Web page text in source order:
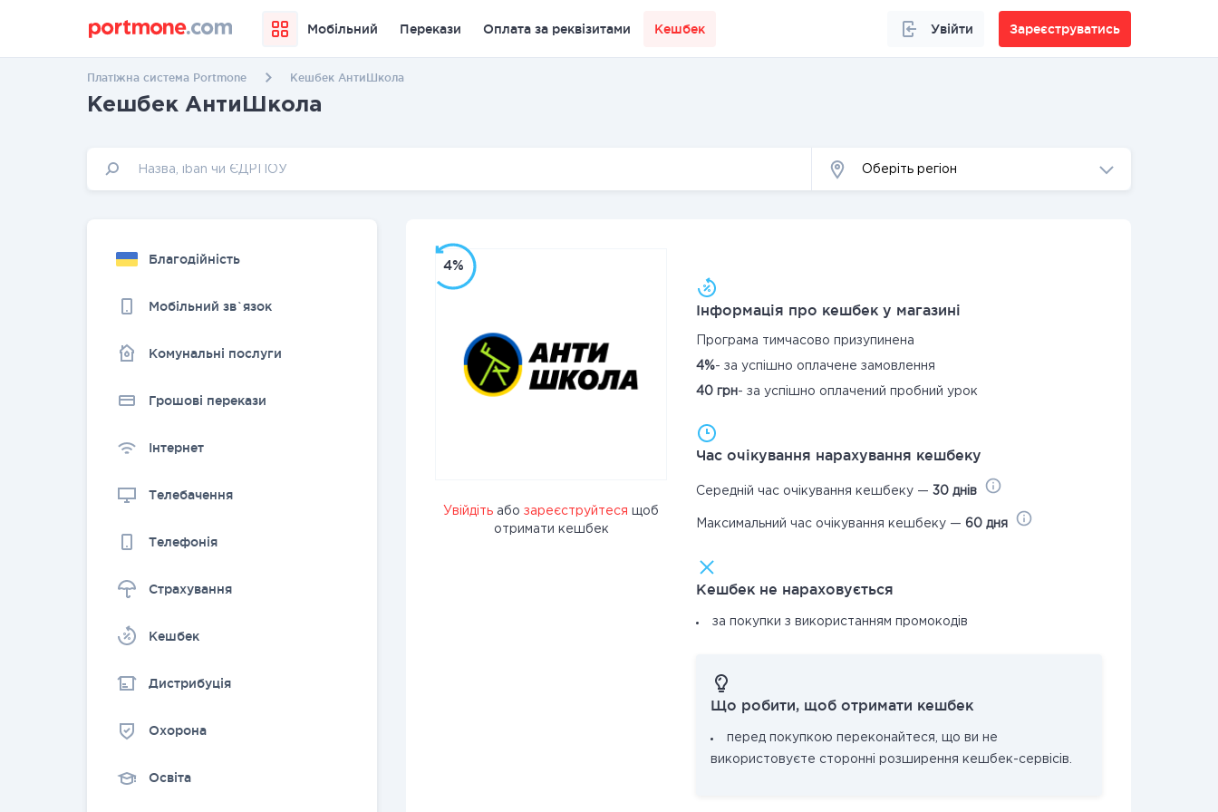
Мобільний Перекази Оплата за реквізитами Кешбек Увійти Зареєструватись
Платіжна система Portmone Кешбек АнтиШкола
Кешбек АнтиШкола
Оберіть регіон
Благодійність
Мобільний зв`язок
Комунальні послуги
Грошовi перекази
Інтернет
Телебачення
Телефонія
Страхування
Kешбек
Дистрибуція
Охорона
Освіта
4%
Увійдіть або зареєструйтеся щоб
отримати кешбек
Інформація про кешбек у магазині
Програма тимчасово призупинена
4%- за успішно оплачене замовлення
40 грн- за успішно оплачений пробний урок
Час очікування нарахування кешбеку
Середній час очікування кешбеку — 30 днів
Максимальний час очікування кешбеку — 60 дня
Кешбек не нараховується
за покупки з використанням промокодів
Що робити, щоб отримати кешбек
перед покупкою переконайтеся, що ви не
використовуєте сторонні розширення кешбек-сервісів.